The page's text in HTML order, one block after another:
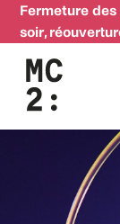
Fermeture des
soir,